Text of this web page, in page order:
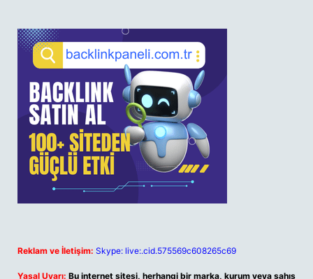
Reklam ve İletişim: Skype: live:.cid.575569c608265c69
Yasal Uyarı: Bu internet sitesi, herhangi bir marka, kurum veya şahıs